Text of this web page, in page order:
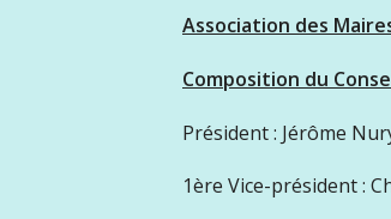
Association des
Composition du
Président : Jérôme
1ère Vice-président :